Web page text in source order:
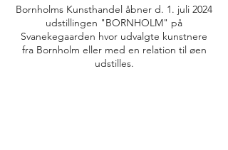
Bornholms Kunsthandel åbner d. 1. juli 2024
udstillingen "BORNHOLM" på
Svanekegaarden hvor udvalgte kunstnere
fra Bornholm eller med en relation til øen
udstilles.